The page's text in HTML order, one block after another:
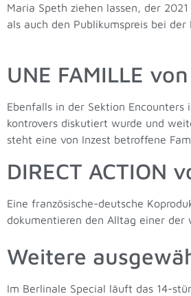
Maria Speth ziehen lassen, der
als auch den Publikumspreis bei
UNE FAMILLE
Ebenfalls in der Sektion Encounters
kontrovers diskutiert wurde und
steht eine von Inzest betroffene
DIRECT ACTION
Eine französische-deutsche
dokumentieren den Alltag einer der
Weitere
Im Berlinale Special läuft das 14-